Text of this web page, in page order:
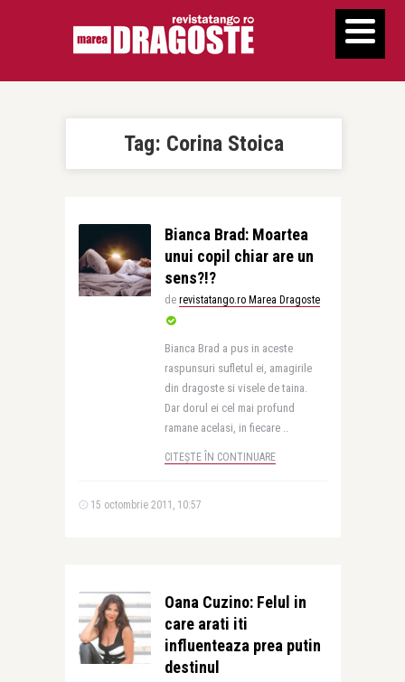
Tag: Corina Stoica
Bianca Brad: Moartea
unui copil chiar are un
sens?!?
de revistatango.ro Marea Dragoste
Bianca Brad a pus in aceste
raspunsuri sufletul ei, amagirile
din dragoste si visele de taina.
Dar dorul ei cel mai profund
ramane acelasi, in fiecare ..
CITEȘTE ÎN CONTINUARE
15 octombrie 2011, 10:57
Oana Cuzino: Felul in
care arati iti
influenteaza prea putin
destinul